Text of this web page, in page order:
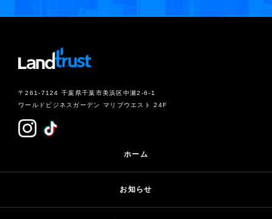
〒261-7124 千葉県千葉市美浜区中瀬2-6-1
ワールドビジネスガーデン マリブウエスト 24F
ホーム
お知らせ